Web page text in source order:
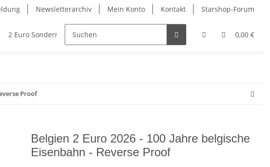
Newsletterarchiv Mein Konto Kontakt Starshop-Forum
0,00 €
2 Euro Sondermünzen
Proof
Belgien 2 Euro 2026 - 100 Jahre belgische
Eisenbahn - Reverse Proof